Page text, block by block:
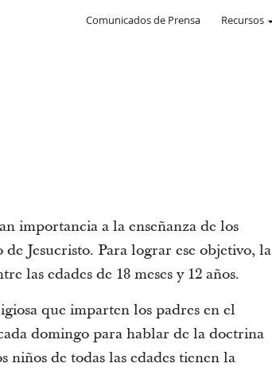
Comunicados de Prensa Recursos
importancia a la enseñanza de los
Jesucristo. Para lograr ese objetivo, la
las edades de 18 meses y 12 años.
que imparten los padres en el
domingo para hablar de la doctrina
de todas las edades tienen la